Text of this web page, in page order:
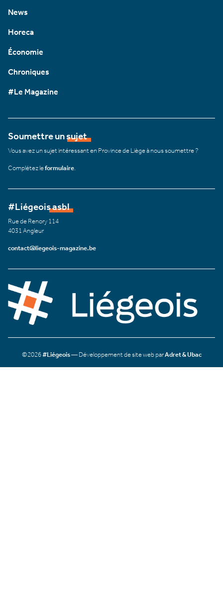
News
Horeca
Économie
Chroniques
#Le Magazine
Soumettre un sujet
Vous avez un sujet intéressant en Province de Liège à nous soumettre ?
Complétez leformulaire
#Liégeois asbl
Rue de Renory 114
4031 Angleur
contact@liegeois-magazine.be
©2026#Liégeois— Développement de site web parAdret & Ubac